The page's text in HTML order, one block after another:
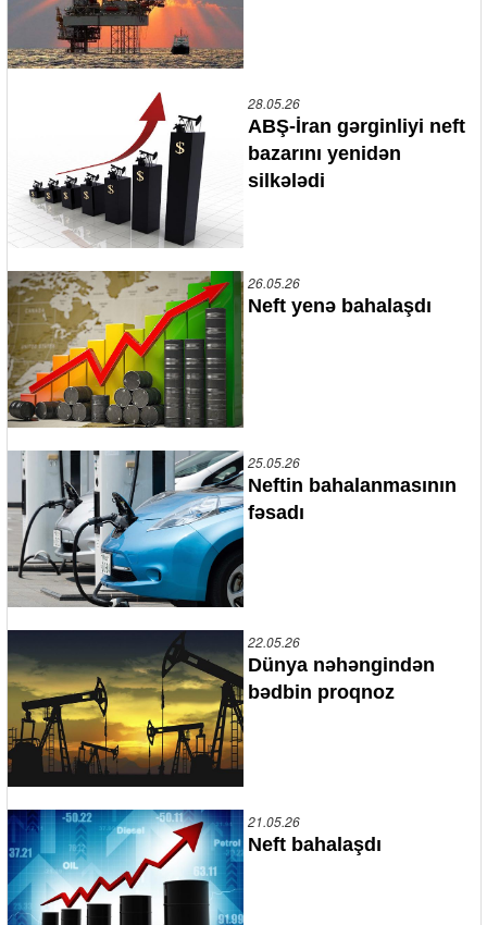
28.05.26
ABŞ-İran gərginliyi neft
bazarını yenidən
silkələdi
26.05.26
Neft yenə bahalaşdı
25.05.26
Neftin bahalanmasının
fəsadı
22.05.26
Dünya nəhəngindən
bədbin proqnoz
21.05.26
Neft bahalaşdı